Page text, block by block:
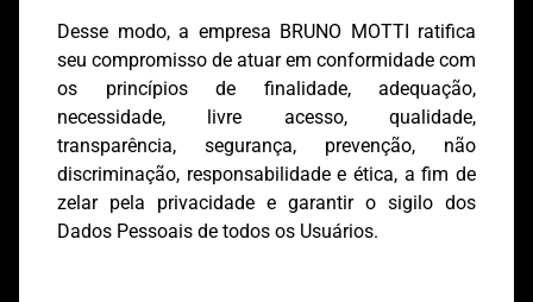
Desse modo, a empresa BRUNO MOTTI ratifica
seu compromisso de atuar em conformidade com
os princípios de finalidade, adequação,
necessidade, livre acesso, qualidade,
transparência, segurança, prevenção, não
discriminação, responsabilidade e ética, a fim de
zelar pela privacidade e garantir o sigilo dos
Dados Pessoais de todos os Usuários.